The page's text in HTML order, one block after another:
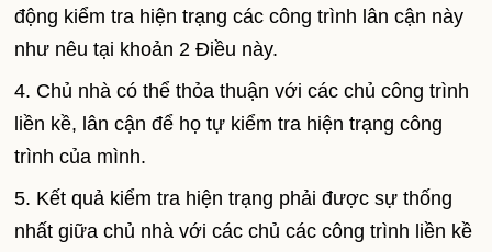
động kiểm tra hiện trạng các công trình lân cận này
như nêu tại khoản 2 Điều này.
4. Chủ nhà có thể thỏa thuận với các chủ công trình
liền kề, lân cận để họ tự kiểm tra hiện trạng công
trình của mình.
5. Kết quả kiểm tra hiện trạng phải được sự thống
nhất giữa chủ nhà với các chủ các công trình liền kề